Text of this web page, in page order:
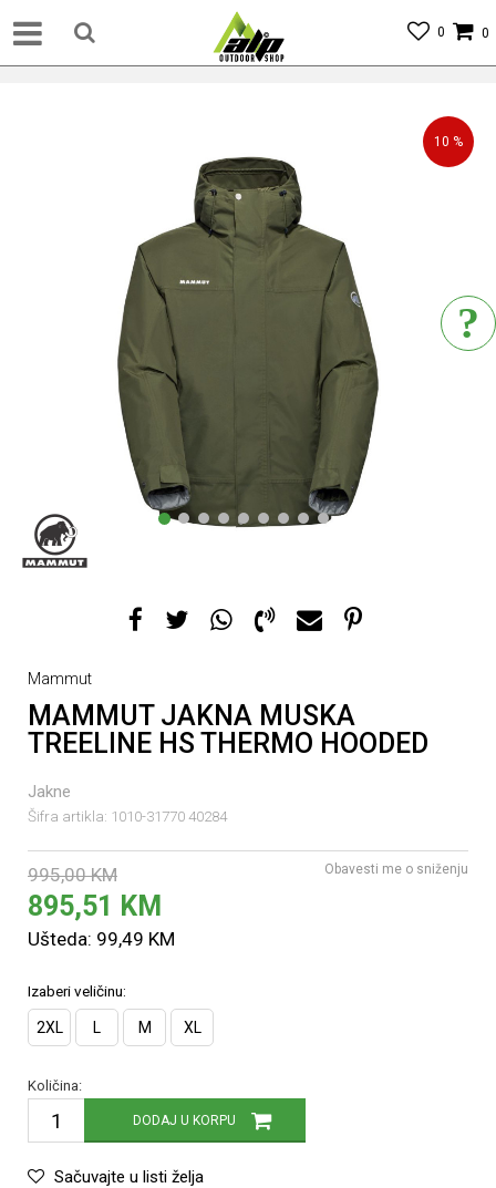
0
0
1 2 3 4 5 6 7 8 9
10 %
Mammut
MAMMUT JAKNA MUSKA
TREELINE HS THERMO HOODED
Jakne
Šifra artikla: 1010-31770 40284
995,00 KM
895,51 KM
Ušteda: 99,49 KM
Obavesti me o sniženju
Izaberi veličinu:
2XL L M XL
Količina:
DODAJ U KORPU
Sačuvajte u listi želja